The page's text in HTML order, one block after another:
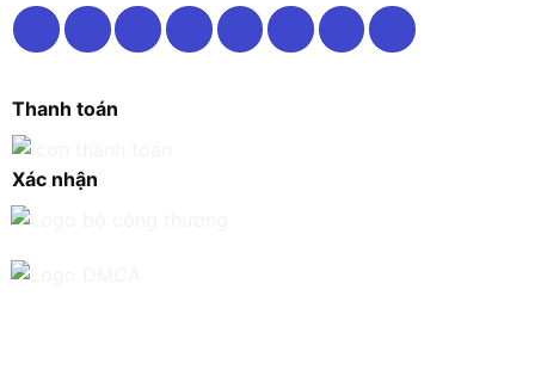
Thanh toán
Xác nhận